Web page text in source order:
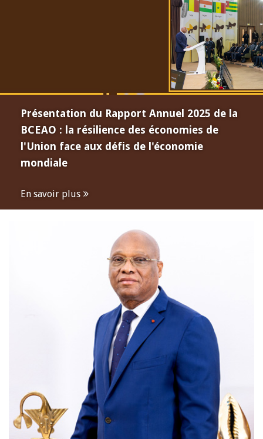
Présentation du Rapport Annuel 2025 de la
BCEAO : la résilience des économies de
l'Union face aux défis de l'économie
mondiale
En savoir plus